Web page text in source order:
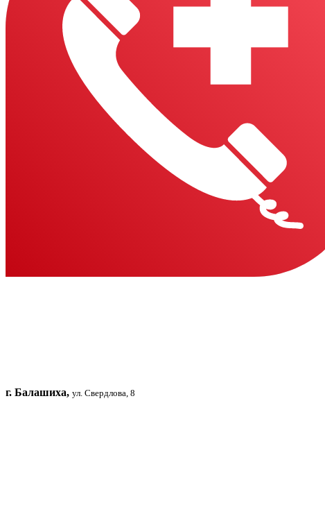
г. Балашиха, ул. Свердлова, 8